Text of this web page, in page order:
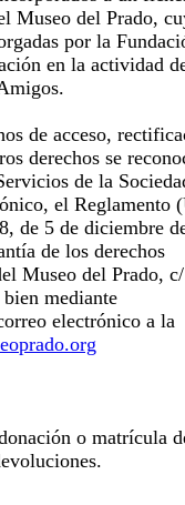
Museo del Prado,
por la
en la actividad
de acceso,
derechos se
de la
el Reglamento
de 5 de diciembre
de los derechos
Museo del Prado,
mediante
electrónico a la
o matrícula